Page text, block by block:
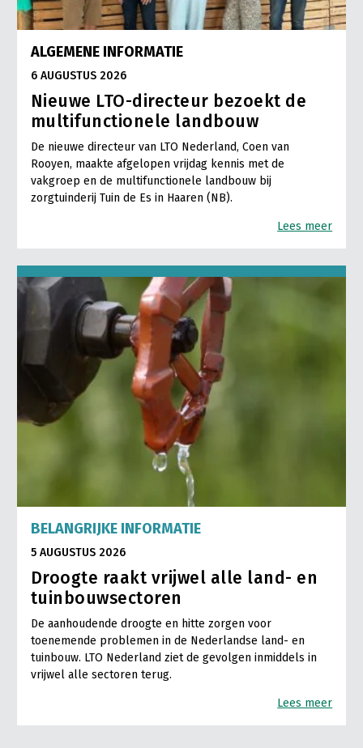
ALGEMENE INFORMATIE
6 AUGUSTUS 2026
Nieuwe LTO-directeur bezoekt de
multifunctionele landbouw
De nieuwe directeur van LTO Nederland, Coen van
Rooyen, maakte afgelopen vrijdag kennis met de
vakgroep en de multifunctionele landbouw bij
zorgtuinderij Tuin de Es in Haaren (NB).
Lees meer
BELANGRIJKE INFORMATIE
5 AUGUSTUS 2026
Droogte raakt vrijwel alle land- en
tuinbouwsectoren
De aanhoudende droogte en hitte zorgen voor
toenemende problemen in de Nederlandse land- en
tuinbouw. LTO Nederland ziet de gevolgen inmiddels in
vrijwel alle sectoren terug.
Lees meer